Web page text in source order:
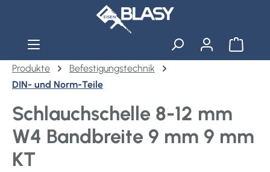
Zum Hauptinhalt springen
Produkte
Befestigungstechnik
DIN- und Norm-Teile
Schlauchschelle 8-12 mm
W4 Bandbreite 9 mm 9 mm
KT